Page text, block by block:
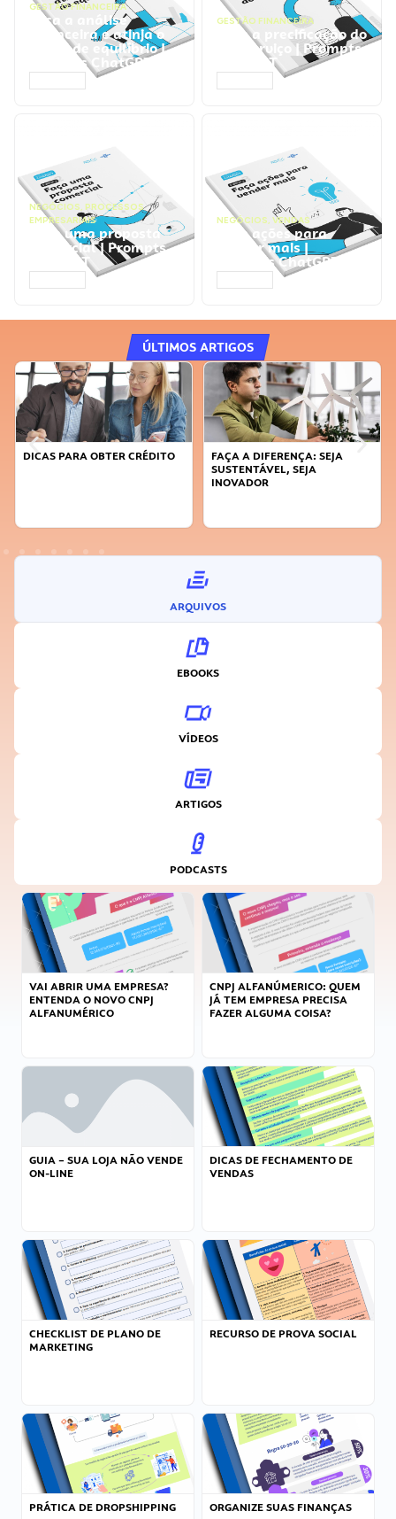
GESTÃO FINANCEIRA
Faça a análise
financeira e atinja o
ponto de equilíbrio |
Prompts ChatGPT
GESTÃO FINANCEIRA
Faça a precificação do
seu serviço | Prompts
ChatGPT
NEGÓCIOS, PROCESSOS
EMPRESARIAIS
Faça uma proposta
comercial | Prompts
ChatGPT
NEGÓCIOS, VENDAS
Faça ações para
vender mais |
Prompts ChatGPT
ÚLTIMOS ARTIGOS
DICAS PARA OBTER CRÉDITO
FAÇA A DIFERENÇA: SEJA
SUSTENTÁVEL, SEJA
INOVADOR
ARQUIVOS
EBOOKS
VÍDEOS
ARTIGOS
PODCASTS
VAI ABRIR UMA EMPRESA?
ENTENDA O NOVO CNPJ
ALFANUMÉRICO
CNPJ ALFANÚMERICO: QUEM
JÁ TEM EMPRESA PRECISA
FAZER ALGUMA COISA?
GUIA – SUA LOJA NÃO VENDE
ON-LINE
DICAS DE FECHAMENTO DE
VENDAS
CHECKLIST DE PLANO DE
MARKETING
RECURSO DE PROVA SOCIAL
PRÁTICA DE DROPSHIPPING ORGANIZE SUAS FINANÇAS